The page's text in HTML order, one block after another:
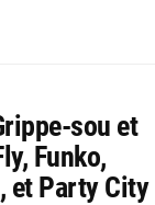
sou et
Funko,
et Party City